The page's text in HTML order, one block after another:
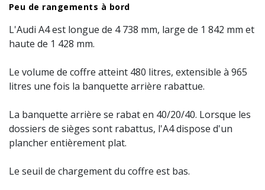
Peu de rangements à bord
L'Audi A4 est longue de 4 738 mm, large de 1 842 mm et
haute de 1 428 mm.
Le volume de coffre atteint 480 litres, extensible à 965
litres une fois la banquette arrière rabattue.
La banquette arrière se rabat en 40/20/40. Lorsque les
dossiers de sièges sont rabattus, l'A4 dispose d'un
plancher entièrement plat.
Le seuil de chargement du coffre est bas.